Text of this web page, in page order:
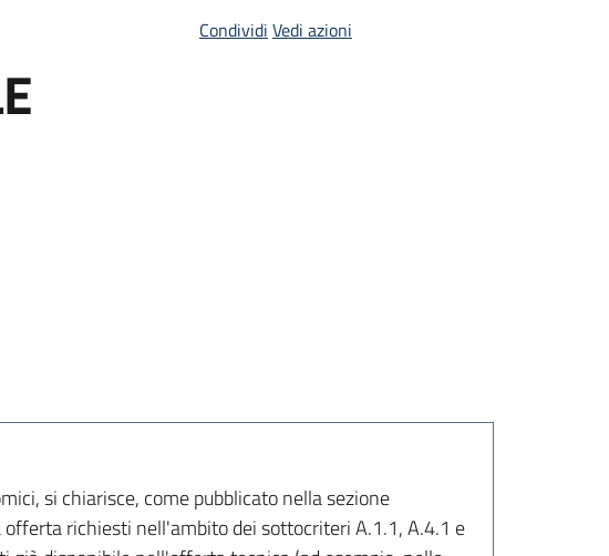
Condividi Vedi azioni
si chiarisce, come pubblicato nella sezione
richiesti nell'ambito dei sottocriteri A.1.1, A.4.1 e